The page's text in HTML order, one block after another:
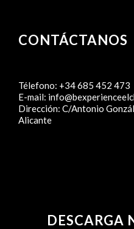
CONTÁCTANOS
Télefono: +34 685 452 473
E-mail:
Dirección: C/Antonio
Alicante
DESCARGA